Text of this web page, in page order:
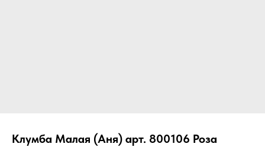
Клумба Малая (Аня) арт. 800106 Роза